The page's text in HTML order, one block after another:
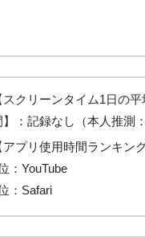
スクリーンタイム1日の
】：記録なし（本人推測：
アプリ使用時間ランキング
：YouTube
：Safari